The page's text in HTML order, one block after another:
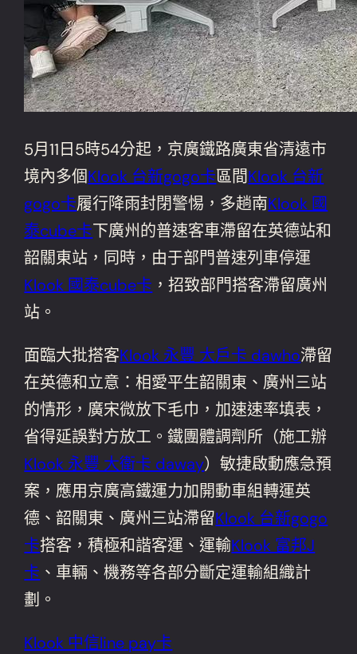
5月11日5時54分起，京廣鐵路廣東省清遠市
境內多個Klook 台新gogo卡區間Klook 台新
gogo卡履行降雨封閉警惕，多趟南Klook 國
泰cube卡下廣州的普速客車滯留在英德站和
韶關東站，同時，由于部門普速列車停運
Klook 國泰cube卡 ，招致部門搭客滯留廣州
站。
面臨大批搭客Klook 永豐 大戶卡 dawho滯留
在英德和立意：相愛平生韶關東、廣州三站
的情形，廣宋微放下毛巾，加速速率填表，
省得延誤對方放工。鐵團體調劑所（施工辦
Klook 永豐 大衛卡 daway）敏捷啟動應急預
案，應用京廣高鐵運力加開動車組轉運英
德、韶關東、廣州三站滯留Klook 台新gogo
卡搭客，積極和諧客運、運輸Klook 富邦J
卡 、車輛、機務等各部分斷定運輸組織計
劃。
Klook 中信line pay卡